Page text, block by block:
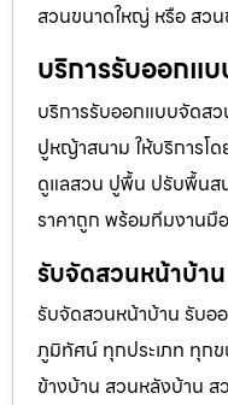
สวนขนาดใหญ่ หรือ สว
บริการรับออกแ
บริการรับออกแบบจัดส
ปูหญ้าสนาม ให้บริการโ
ดูแลสวน ปูพื้น ปรับพื้นส
ราคาถูก พร้อมทีมงานมื
รับจัดสวนหน้าบ้า
รับจัดสวนหน้าบ้าน รับอ
ภูมิทัศน์ ทุกประเภท ทุกข
ข้างบ้าน สวนหลังบ้าน